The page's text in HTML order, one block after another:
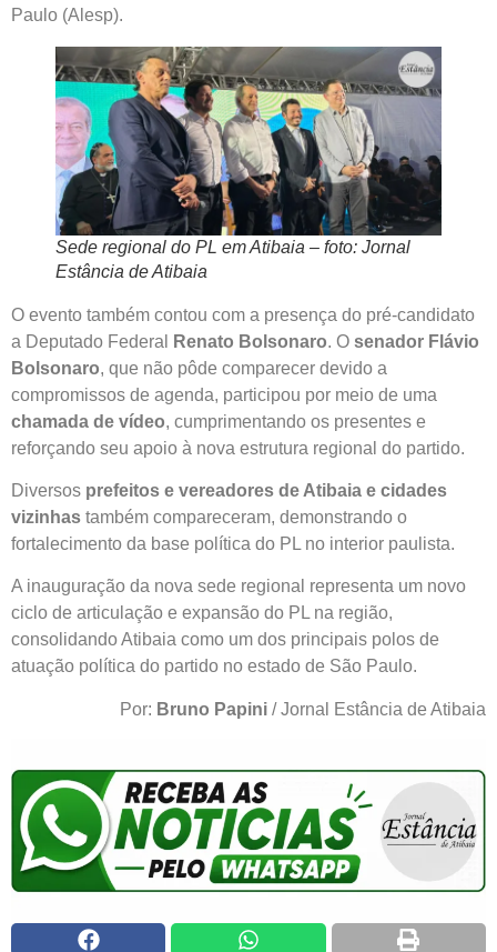
Paulo (Alesp).
Sede regional do PL em Atibaia – foto: Jornal
Estância de Atibaia
O evento também contou com a presença do pré-candidato
a Deputado Federal
Renato Bolsonaro. O senador Flávio
Bolsonaro, que não pôde comparecer devido a
compromissos de agenda, participou por meio de uma
chamada de vídeo, cumprimentando os presentes e
reforçando seu apoio à nova estrutura regional do partido.
Diversos prefeitos e vereadores de Atibaia e cidades
vizinhas também compareceram, demonstrando o
fortalecimento da base política do PL no interior paulista.
A inauguração da nova sede regional representa um novo
ciclo de articulação e expansão do PL na região,
consolidando Atibaia como um dos principais polos de
atuação política do partido no estado de São Paulo.
Por: Bruno Papini / Jornal Estância de Atibaia